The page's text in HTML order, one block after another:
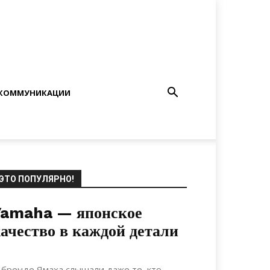
ПОПУЛЯРНО!
— японское
в каждой детали
12.12.2020 0